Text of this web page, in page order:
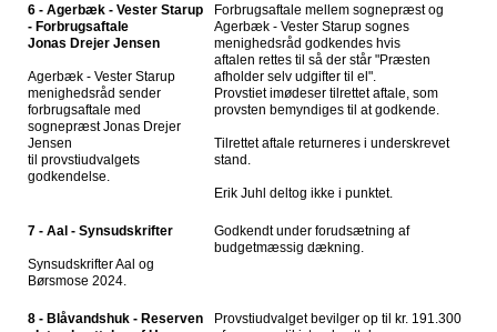
6 - Agerbæk - Vester Starup
- Forbrugsaftale
Jonas Drejer Jensen
Agerbæk - Vester Starup
menighedsråd sender
forbrugsaftale med
sognepræst Jonas Drejer
Jensen
til provstiudvalgets
godkendelse.
Forbrugsaftale mellem sognepræst og
Agerbæk - Vester Starup sognes
menighedsråd godkendes hvis
aftalen rettes til så der står "Præsten
afholder selv udgifter til el".
Provstiet imødeser tilrettet aftale, som
provsten bemyndiges til at godkende.
Tilrettet aftale returneres i underskrevet
stand.
Erik Juhl deltog ikke i punktet.
7 - Aal - Synsudskrifter
Synsudskrifter Aal og
Børsmose 2024.
Godkendt under forudsætning af
budgetmæssig dækning.
8 - Blåvandshuk - Reserven
Provstiudvalget bevilger op til kr. 191.300